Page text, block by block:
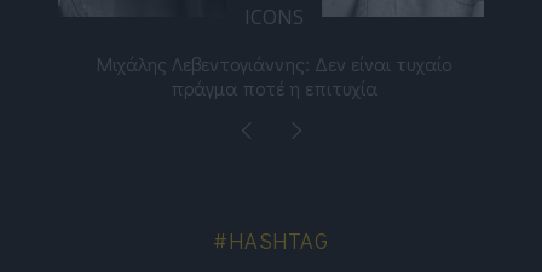
ICONS
Μιχάλης Λεβεντογιάννης: Δεν είναι τυχαίο
πράγμα ποτέ η επιτυχία
#HASHTAG